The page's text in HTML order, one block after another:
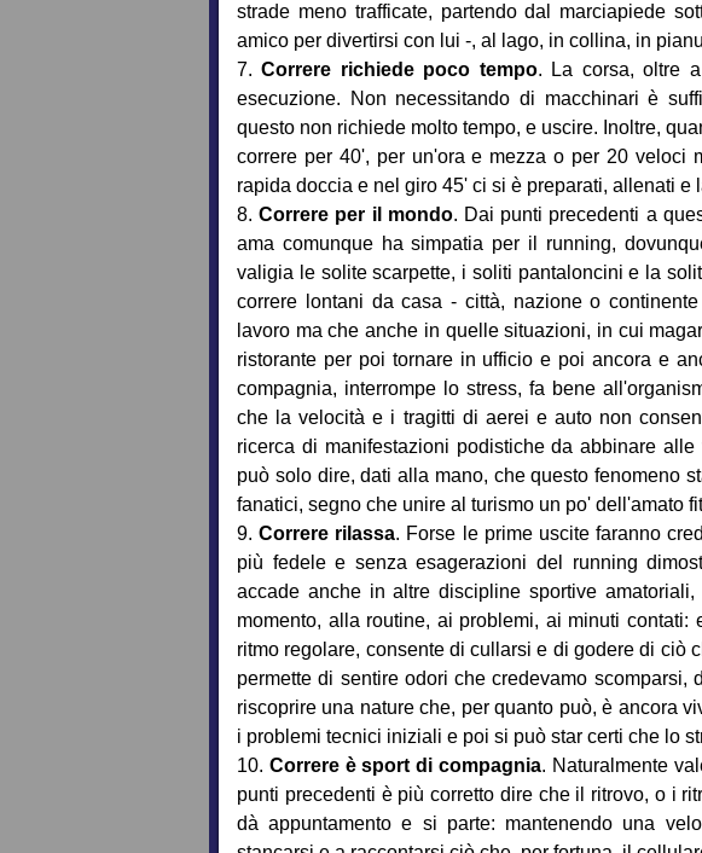
strade meno trafficate, partendo dal marciapiede
amico per divertirsi con lui -, al lago, in collina, in
7.Correre richiede poco tempo. La corsa, oltre
esecuzione. Non necessitando di macchinari è
questo non richiede molto tempo, e uscire. Inoltre,
correre per 40', per un'ora e mezza o per 20 veloci
rapida doccia e nel giro 45' ci si è preparati, allenati e
8.Correre per il mondo. Dai punti precedenti a
ama comunque ha simpatia per il running,
valigia le solite scarpette, i soliti pantaloncini e la
correre lontani da casa - città, nazione o
lavoro ma che anche in quelle situazioni, in cui
ristorante per poi tornare in ufficio e poi ancora e
compagnia, interrompe lo stress, fa bene
che la velocità e i tragitti di aerei e auto non
ricerca di manifestazioni podistiche da abbinare
può solo dire, dati alla mano, che questo fenomeno
fanatici, segno che unire al turismo un po' dell'amato
9.Correre rilassa. Forse le prime uscite faranno
più fedele e senza esagerazioni del running
accade anche in altre discipline sportive
momento, alla routine, ai problemi, ai minuti
ritmo regolare, consente di cullarsi e di godere di ciò
permette di sentire odori che credevamo
riscoprire una nature che, per quanto può, è ancora
i problemi tecnici iniziali e poi si può star certi che lo
10. Correre è sport di compagnia. Naturalmente
punti precedenti è più corretto dire che il ritrovo, o i
dà appuntamento e si parte: mantenendo una